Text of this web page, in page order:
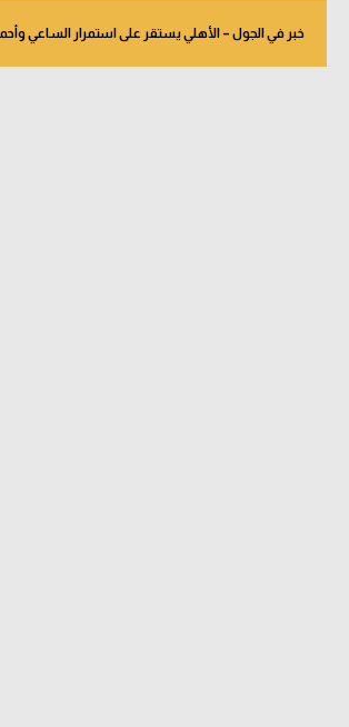
خبر في الجول – الأهلي يستقر على استمرار الساعي